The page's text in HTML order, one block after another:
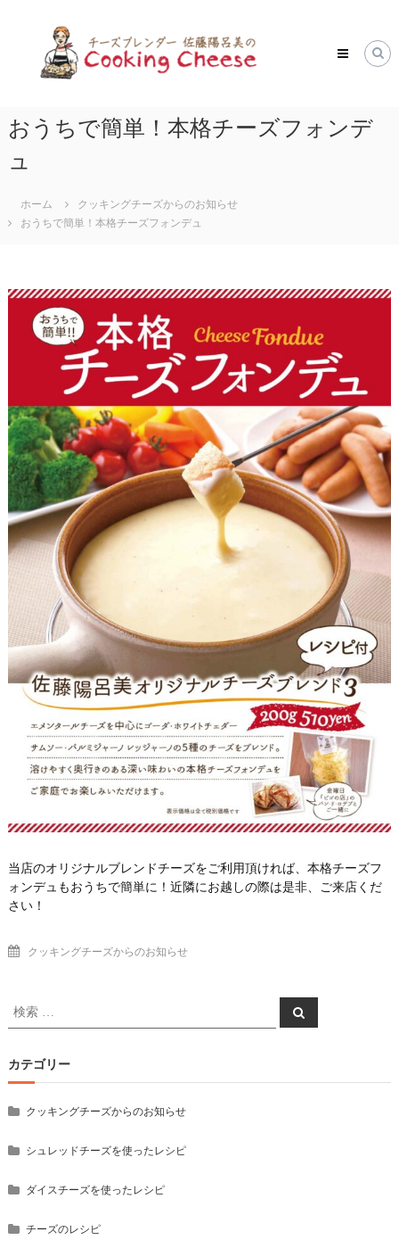
ス
キ
チ
ズ
Cheese
おうちで簡単！本格チーズフォンデ
ュ
ホーム
クッキングチーズからのお知らせ
おうちで簡単！本格チーズフォンデュ
当店のオリジナルブレンドチーズをご利用頂ければ、本格チーズフ
ォンデュもおうちで簡単に！近隣にお越しの際は是非、ご来店くだ
さい！
クッキングチーズからのお知らせ
検
索
象:
検
索
カテゴリー
クッキングチーズからのお知らせ
シュレッドチーズを使ったレシピ
ダイスチーズを使ったレシピ
チーズのレシピ